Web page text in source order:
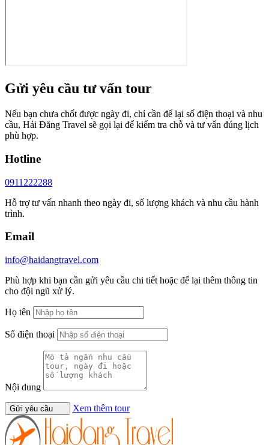
Gửi yêu cầu tư vấn tour
Nếu bạn chưa chốt được ngày đi, chỉ cần để lại số điện thoại và nhu
cầu, Hải Đăng Travel sẽ gọi lại để kiểm tra chỗ và tư vấn đúng lịch
phù hợp.
Hotline
0911222288
Hỗ trợ tư vấn nhanh theo ngày đi, số lượng khách và nhu cầu hành
trình.
Email
info@haidangtravel.com
Phù hợp khi bạn cần gửi yêu cầu chi tiết hoặc để lại thêm thông tin
cho đội ngũ xử lý.
Họ tên
Số điện thoại
Nội dung
Gửi yêu cầu Xem thêm tour